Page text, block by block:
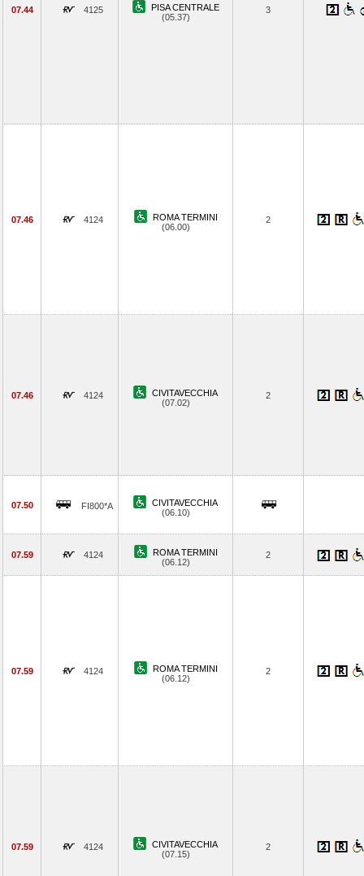
07.44 4125
PISA CENTRALE
(05.37)
3
07.46 4124
ROMA TERMINI
(06.00)
2
07.46 4124
CIVITAVECCHIA
(07.02)
2
07.50 FI800*A
CIVITAVECCHIA
(06.10)
07.59 4124
ROMA TERMINI
(06.12)
2
07.59 4124
ROMA TERMINI
(06.12)
2
07.59 4124
CIVITAVECCHIA
(07.15)
2